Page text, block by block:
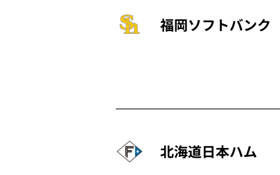
福岡ソフトバンク
北海道日本ハム